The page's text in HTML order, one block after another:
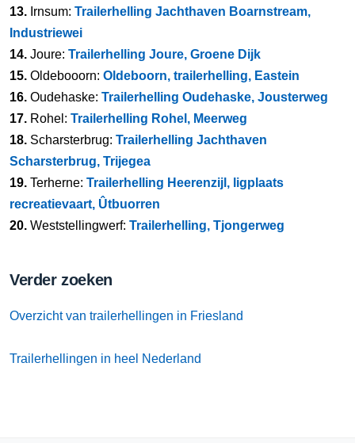
13. Irnsum: Trailerhelling Jachthaven Boarnstream,
Industriewei
14. Joure: Trailerhelling Joure, Groene Dijk
15. Oldebooorn: Oldeboorn, trailerhelling, Eastein
16. Oudehaske: Trailerhelling Oudehaske, Jousterweg
17. Rohel: Trailerhelling Rohel, Meerweg
18. Scharsterbrug: Trailerhelling Jachthaven
Scharsterbrug, Trijegea
19. Terherne: Trailerhelling Heerenzijl, ligplaats
recreatievaart, Ûtbuorren
20. Weststellingwerf: Trailerhelling, Tjongerweg
Verder zoeken
Overzicht van trailerhellingen in Friesland
Trailerhellingen in heel Nederland